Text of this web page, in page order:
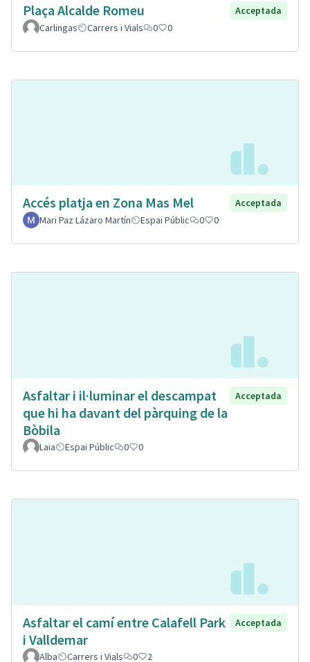
Plaça Alcalde Romeu
Acceptada
Carlingas
Carrers i Vials 0 0
Accés platja en Zona Mas Mel
Acceptada
Mari Paz Lázaro Martín
Espai Públic 0 0
Asfaltar i il·luminar el descampat
que hi ha davant del pàrquing de la
Bòbila
Acceptada
Laia Espai Públic 0 0
Asfaltar el camí entre Calafell Park
i Valldemar
Acceptada
Alba Carrers i Vials 0 2